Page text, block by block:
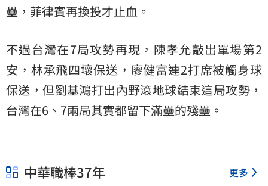
壘，菲律賓再換投才止血。
不過台灣在7局攻勢再現，陳孝允敲出單場第2
安，林承飛四壞保送，廖健富連2打席被觸身球
保送，但劉基鴻打出內野滾地球結束這局攻勢，
台灣在6、7兩局其實都留下滿壘的殘壘。
中華職棒37年 更多